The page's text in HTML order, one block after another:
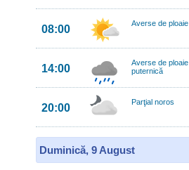
08:00 Averse de ploaie
14:00
Averse de ploaie
puternică
20:00 Parţial noros
Duminică, 9 August